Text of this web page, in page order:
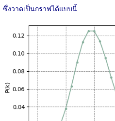
ซึ่งวาดเป็นกราฟได้แบบนี้